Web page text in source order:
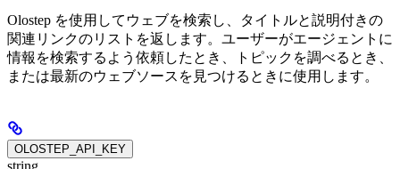
Olostep を使用してウェブを検索し、タイトルと説明付きの
関連リンクのリストを返します。ユーザーがエージェントに
情報を検索するよう依頼したとき、トピックを調べるとき、
または最新のウェブソースを見つけるときに使用します。
OLOSTEP_API_KEY
string